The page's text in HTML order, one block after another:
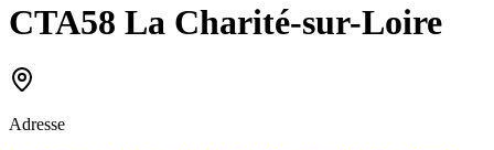
CTA58 La Charité-sur-Loire
Adresse